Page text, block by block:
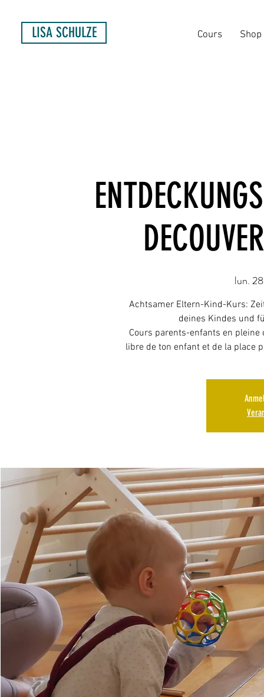
Cours Shop
LISA SCHULZE
lun.
Achtsamer Eltern-Kind-Kurs:
deines Kindes und
Cours parents-enfants en
libre de ton enfant et de la place